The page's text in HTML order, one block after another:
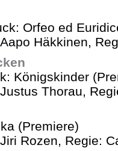
Orfeo ed
Häkkinen,
Königskinder
Thorau,
(Premiere)
Rozen, Regie: